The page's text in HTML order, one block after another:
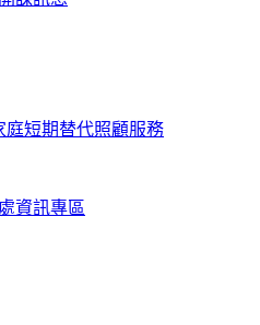
庭短期替代照顧服務
資訊專區